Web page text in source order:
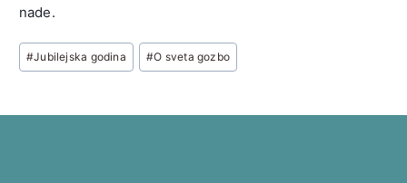
nade.
Post
Tags:
#Jubilejska godina #O sveta gozbo